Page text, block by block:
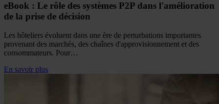
eBook : Le rôle des systèmes P2P dans l'amélioration
de la prise de décision
Les hôteliers évoluent dans une ère de perturbations importantes
provenant des marchés, des chaînes d'approvisionnement et des
consommateurs. Pour…
En savoir plus